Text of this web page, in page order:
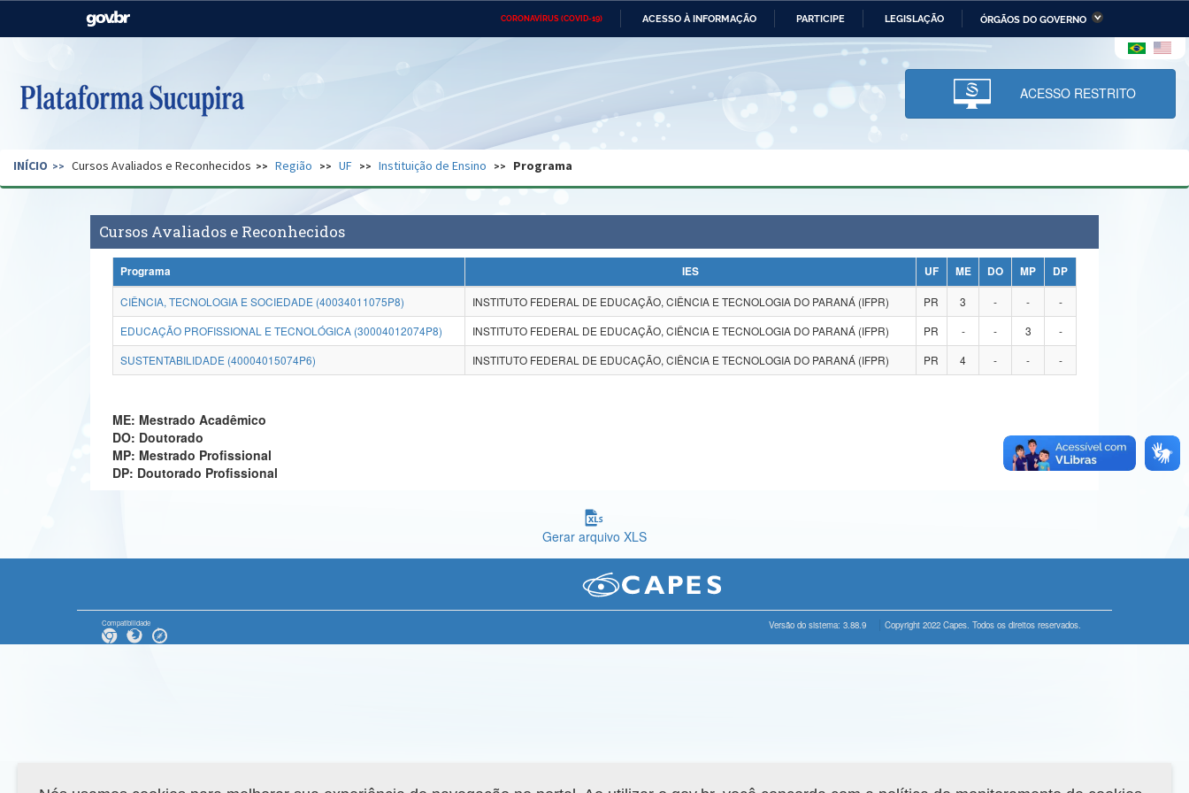
CORONAVÍRUS (COVID-19) ACESSO À INFORMAÇÃO PARTICIPE LEGISLAÇÃO ÓRGÃOS DO GOVERNO
Casa Civil Ministério das Relações Ministério da Economia Ministério da Infraestrutura
Pecuária e Abastecimento
Ministério da Ciência,
Tecnologia, Inovações e
Comunicações
Ministério do Desenvolvimento
Regional e dos Direitos Humanos
Secretaria de Governo Gabinete de Segurança Advocacia-Geral da União Banco Central do Brasil Planalto
ACESSO RESTRITO
INÍCIO Cursos Avaliados e Reconhecidos Região UF Instituição de Ensino Programa
Cursos Avaliados e Reconhecidos
Programa IES UF ME DO MP
DP
CIÊNCIA, TECNOLOGIA E SOCIEDADE (40034011075P8)
INSTITUTO FEDERAL DE EDUCAÇÃO, CIÊNCIA E TECNOLOGIA DO PARANÁ (IFPR) PR 3 - -
-
EDUCAÇÃO PROFISSIONAL E TECNOLÓGICA (30004012074P8)
INSTITUTO FEDERAL DE EDUCAÇÃO, CIÊNCIA E TECNOLOGIA DO PARANÁ (IFPR) PR - - 3
-
SUSTENTABILIDADE (40004015074P6)
INSTITUTO FEDERAL DE EDUCAÇÃO, CIÊNCIA E TECNOLOGIA DO PARANÁ (IFPR) PR 4 - - -
ME: Mestrado Acadêmico
DO: Doutorado
MP: Mestrado Profissional
DP: Doutorado Profissional
Gerar arquivo XLS
Compatibilidade Versão do sistema: 3.88.9 Copyright 2022 Capes. Todos os direitos reservados.